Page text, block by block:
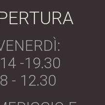
-19.30
- 12.30